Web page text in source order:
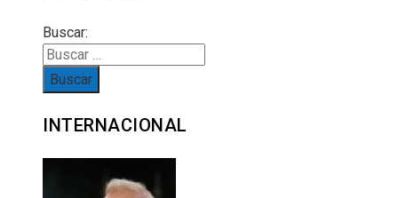
Buscar:
INTERNACIONAL